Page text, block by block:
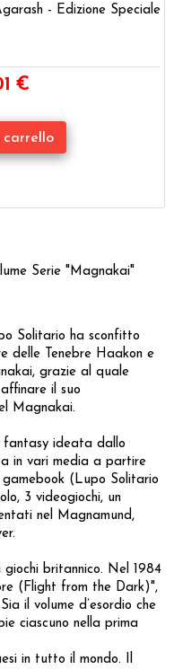
- Edizione Speciale
€
Serie "Magnakai"
Solitario ha sconfitto
delle Tenebre Haakon e
grazie al quale
il suo
Magnakai.
fantasy ideata dallo
in vari media a partire
(Lupo Solitario
3 videogiochi, un
nel Magnamund,
britannico. Nel 1984
(Flight from the Dark)",
il volume d’esordio che
ciascuno nella prima
in tutto il mondo. Il